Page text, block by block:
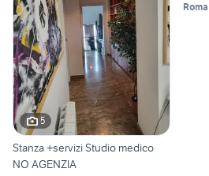
5
Stanza +servizi Studio medico
NO AGENZIA
Roma